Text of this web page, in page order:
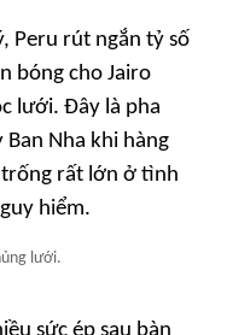
Peru rút ngắn tỷ số
bóng cho Jairo
lưới. Đây là pha
Ban Nha khi hàng
trống rất lớn ở tình
hiểm.
lưới.